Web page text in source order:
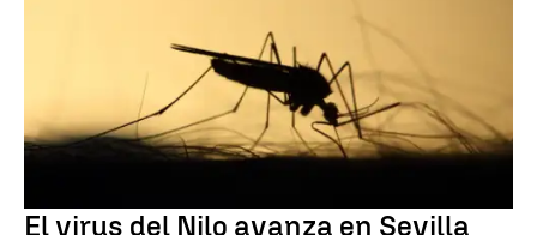
El virus del Nilo avanza en Sevilla